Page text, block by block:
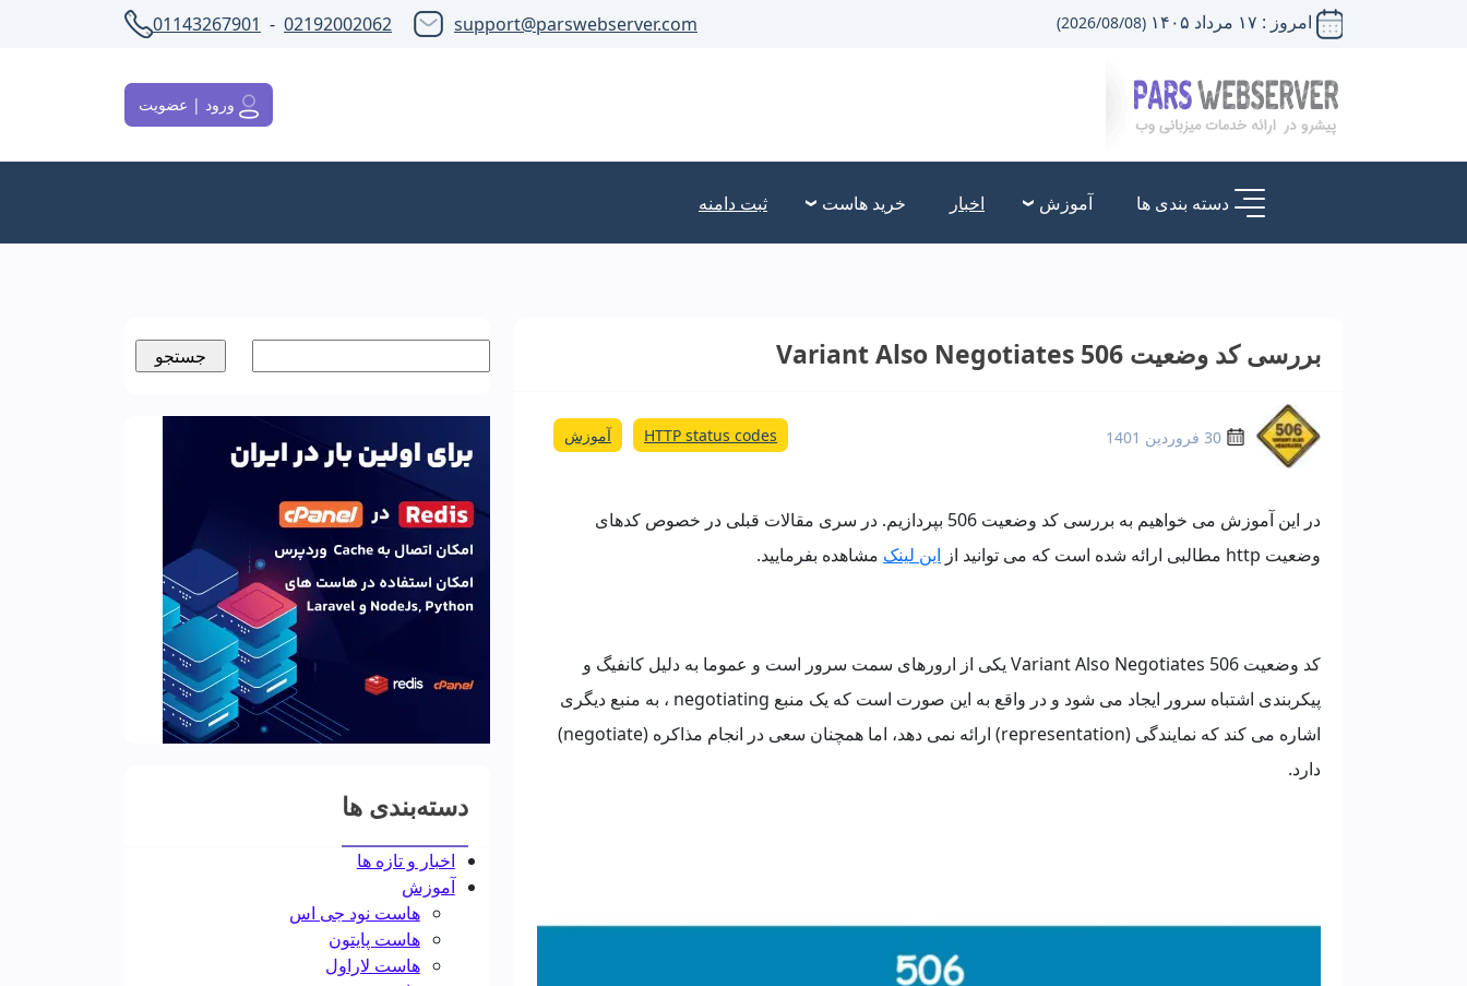
امروز : ۱۷ مرداد ۱۴۰۵ (2026/08/08)
support@parswebserver.com
02192002062
-
01143267901
ورود | عضویت
دسته بندی ها آموزش اخبار خرید هاست ثبت دامنه
بررسی کد وضعیت 506 Variant Also Negotiates
30 فروردین 1401 HTTP status codes آموزش
در این آموزش می خواهیم به بررسی کد وضعیت 506 بپردازیم. در سری مقالات قبلی در خصوص کدهای
وضعیت http مطالبی ارائه شده است که می توانید از
این لینک مشاهده بفرمایید.
کد وضعیت 506 Variant Also Negotiates یکی از ارورهای سمت سرور است و عموما به دلیل کانفیگ و
پیکربندی اشتباه سرور ایجاد می شود و در واقع به این صورت است که یک منبع negotiating ، به منبع دیگری
اشاره می کند که نمایندگی (representation) ارائه نمی دهد، اما همچنان سعی در انجام مذاکره (negotiate)
دارد.
دسته‌بندی ها
اخبار و تازه ها
آموزش
هاست نود جی اس
هاست پایتون
هاست لاراول